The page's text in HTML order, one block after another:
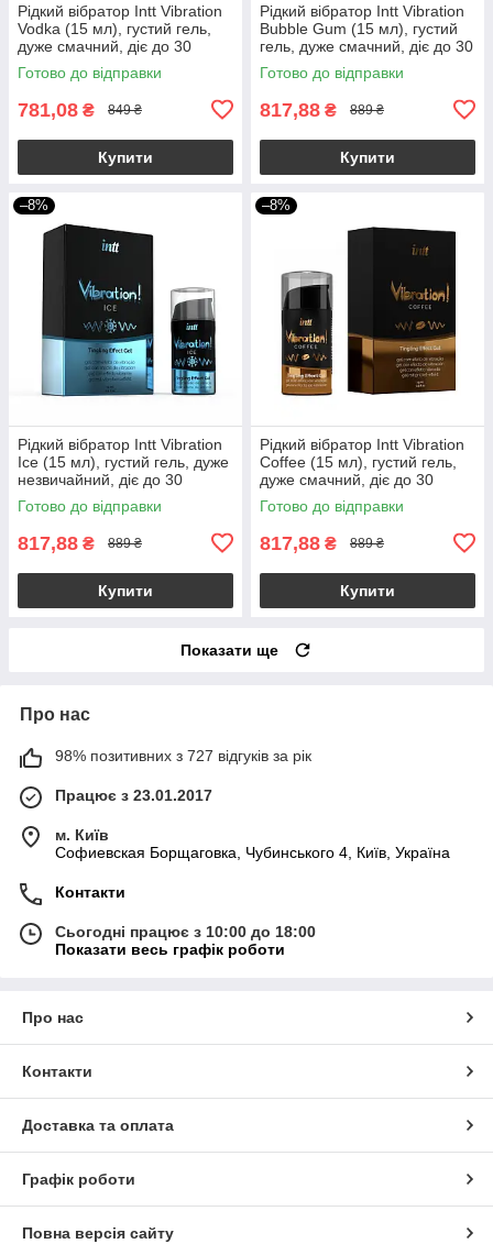
Рідкий вібратор Intt Vibration
Vodka (15 мл), густий гель,
дуже смачний, діє до 30
хвилин
Готово до відправки
781,08 ₴ 849 ₴
Купити
Рідкий вібратор Intt Vibration
Bubble Gum (15 мл), густий
гель, дуже смачний, діє до 30
хвилин
Готово до відправки
817,88 ₴ 889 ₴
Купити
–8%
Рідкий вібратор Intt Vibration
Ice (15 мл), густий гель, дуже
незвичайний, діє до 30
хвилин
Готово до відправки
817,88 ₴ 889 ₴
Купити
–8%
Рідкий вібратор Intt Vibration
Coffee (15 мл), густий гель,
дуже смачний, діє до 30
хвилин
Готово до відправки
817,88 ₴ 889 ₴
Купити
Показати ще
Про нас
98% позитивних з 727 відгуків за рік
Працює з 23.01.2017
м. Київ
Софиевская Борщаговка, Чубинського 4, Київ, Україна
Контакти
Сьогодні працює з 10:00 до 18:00
Показати весь графік роботи
Про нас
Контакти
Доставка та оплата
Графік роботи
Повна версія сайту